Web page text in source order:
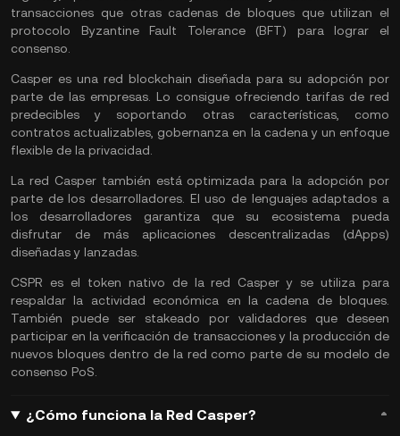
transacciones que otras cadenas de bloques que utilizan el
protocolo Byzantine Fault Tolerance (BFT) para lograr el
consenso.
Casper es una red blockchain diseñada para su adopción por
parte de las empresas. Lo consigue ofreciendo tarifas de red
predecibles y soportando otras características, como
contratos actualizables, gobernanza en la cadena y un enfoque
flexible de la privacidad.
La red Casper también está optimizada para la adopción por
parte de los desarrolladores. El uso de lenguajes adaptados a
los desarrolladores garantiza que su ecosistema pueda
disfrutar de más aplicaciones descentralizadas (dApps)
diseñadas y lanzadas.
CSPR es el token nativo de la red Casper y se utiliza para
respaldar la actividad económica en la cadena de bloques.
También puede ser stakeado por validadores que deseen
participar en la verificación de transacciones y la producción de
nuevos bloques dentro de la red como parte de su modelo de
consenso PoS.
¿Cómo funciona la Red Casper?